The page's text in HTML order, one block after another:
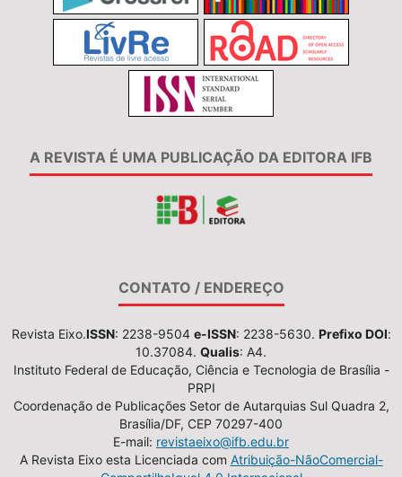
A REVISTA É UMA PUBLICAÇÃO DA EDITORA IFB
CONTATO / ENDEREÇO
Revista Eixo.ISSN: 2238-9504 e-ISSN: 2238-5630. Prefixo DOI:
10.37084. Qualis: A4.
Instituto Federal de Educação, Ciência e Tecnologia de Brasília -
PRPI
Coordenação de Publicações Setor de Autarquias Sul Quadra 2,
Brasília/DF, CEP 70297-400
E-mail: revistaeixo@ifb.edu.br
A Revista Eixo esta Licenciada com Atribuição-NãoComercial-